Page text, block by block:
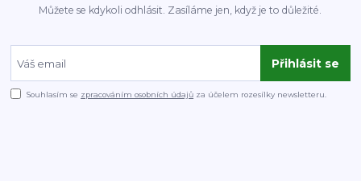
Můžete se kdykoli odhlásit. Zasíláme jen, když je to důležité.
Přihlásit se
Souhlasím se zpracováním osobních údajů za účelem rozesílky newsletteru.